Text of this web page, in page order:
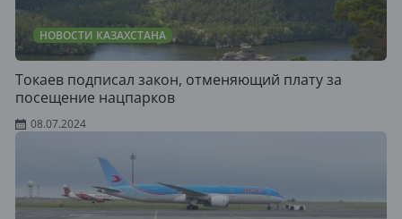
НОВОСТИ КАЗАХСТАНА
Токаев подписал закон, отменяющий плату за
посещение нацпарков
08.07.2024